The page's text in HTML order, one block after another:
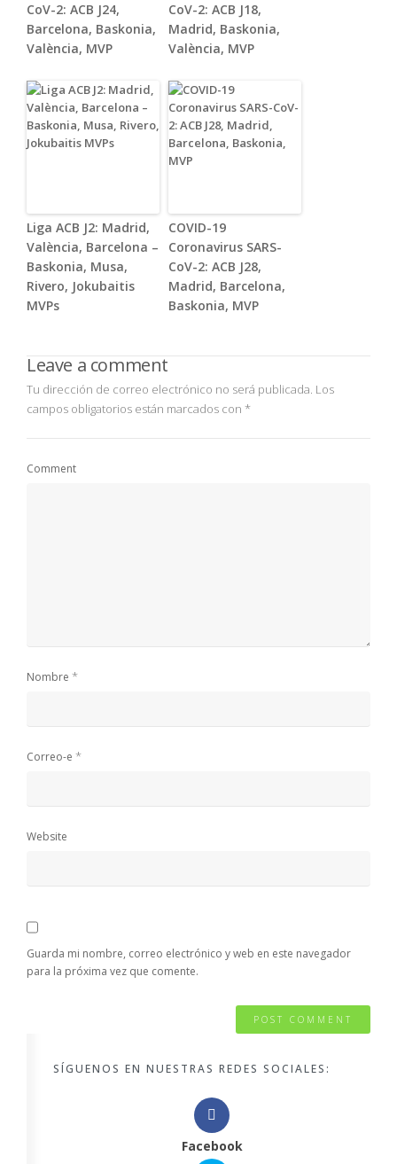
CoV-2: ACB J24,
Barcelona, Baskonia,
València, MVP
CoV-2: ACB J18,
Madrid, Baskonia,
València, MVP
Liga ACB J2: Madrid,
València, Barcelona –
Baskonia, Musa,
Rivero, Jokubaitis
MVPs
COVID-19
Coronavirus SARS-
CoV-2: ACB J28,
Madrid, Barcelona,
Baskonia, MVP
Leave a comment
Tu dirección de correo electrónico no será publicada. Los
campos obligatorios están marcados con *
Comment
Nombre *
Correo-e *
Website
Guarda mi nombre, correo electrónico y web en este navegador
para la próxima vez que comente.
SÍGUENOS EN NUESTRAS REDES SOCIALES:
Facebook